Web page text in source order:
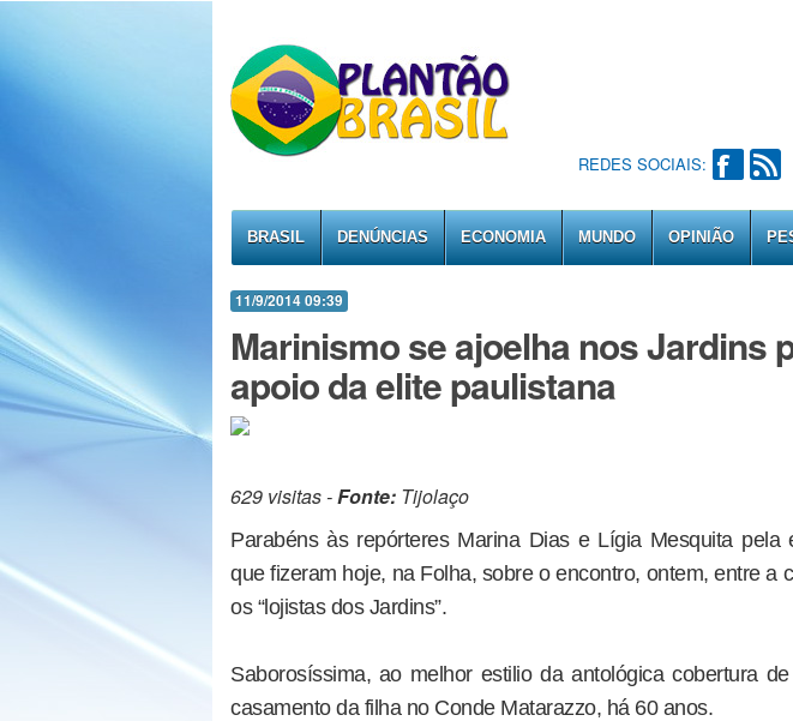
REDES SOCIAIS:
BRASIL DENÚNCIAS ECONOMIA MUNDO OPINIÃO
11/9/2014 09:39
Marinismo se ajoelha nos Jardins
apoio da elite paulistana
629 visitas -Fonte: Tijolaço
Parabéns às repórteres Marina Dias e Lígia Mesquita pela
que fizeram hoje, na Folha, sobre o encontro, ontem, entre a
os “lojistas dos Jardins”.
Saborosíssima, ao melhor estilio da antológica cobertura
casamento da filha no Conde Matarazzo, há 60 anos.